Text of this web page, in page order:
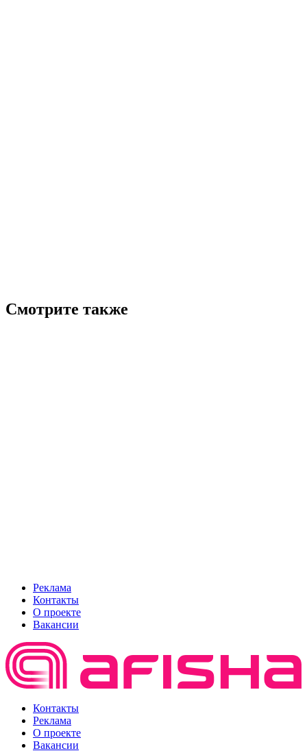
Смотрите также
Реклама
Контакты
О проекте
Вакансии
Контакты
Реклама
О проекте
Вакансии